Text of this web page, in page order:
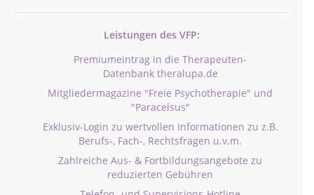
Leistungen des VFP:
Premiumeintrag in die Therapeuten-
Datenbank theralupa.de
Mitgliedermagazine "Freie Psychotherapie" und
"Paracelsus"
Exklusiv-Login zu wertvollen Informationen zu z.B.
Berufs-, Fach-, Rechtsfragen u.v.m.
Zahlreiche Aus- & Fortbildungsangebote zu
reduzierten Gebühren